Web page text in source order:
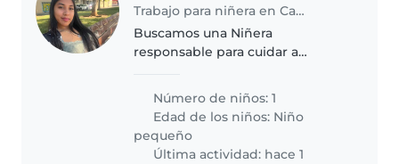
Trabajo para niñera en Caracas
Buscamos una Niñera
responsable para cuidar a
quien disfrute jugando y ayude
con tareas infantiles. Que sea
cuidadosa y atenta. Contactenos
para coordinar..
Número de niños: 1
Edad de los niños: Niño
pequeño
Última actividad: hace 1